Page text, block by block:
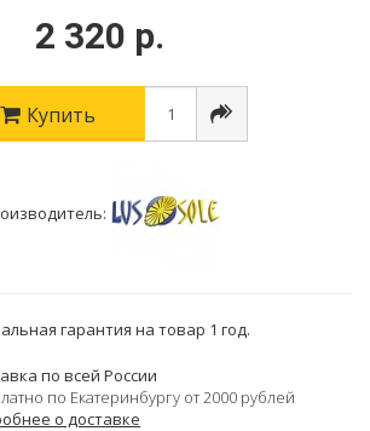
2 320 р.
Купить
гарантия на товар 1 год.
по всей России
по Екатеринбургу от 2000 рублей
о доставке